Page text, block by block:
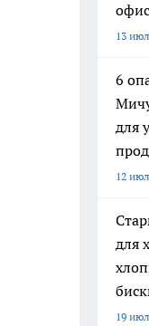
13
6
для
12
для
19